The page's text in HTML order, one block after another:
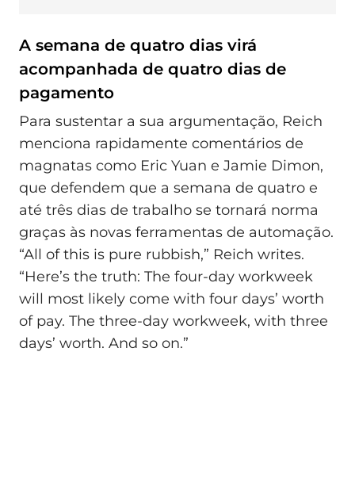
A semana de quatro dias virá
acompanhada de quatro dias de
pagamento
Para sustentar a sua argumentação, Reich
menciona rapidamente comentários de
magnatas como Eric Yuan e Jamie Dimon,
que defendem que a semana de quatro e
até três dias de trabalho se tornará norma
graças às novas ferramentas de automação.
“All of this is pure rubbish,” Reich writes.
“Here’s the truth: The four-day workweek
will most likely come with four days’ worth
of pay. The three-day workweek, with three
days’ worth. And so on.”